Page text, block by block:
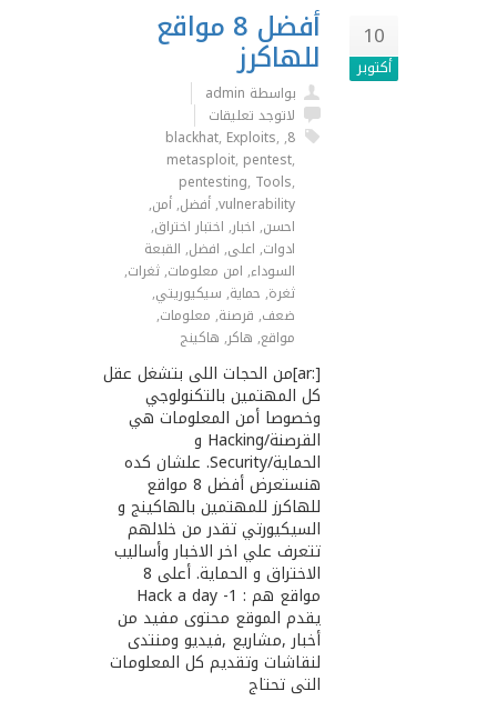
10
أكتوبر
أفضل 8 مواقع
للهاكرز
بواسطة admin
لاتوجد تعليقات
8
,
blackhat, Exploits,
metasploit, pentest,
pentesting, Tools,
vulnerability
,أفضل,أمن,
احسن, اخبار, اختبار اختراق,
ادوات, اعلى, افضل, القبعة
السوداء, امن معلومات,ثغرات,
ثغرة, حماية, سيكيوريتي,
ضعف, قرصنة, معلومات,
مواقع, هاكر, هاكينج
[:ar]من الحجات اللى بتشغل عقل
كل المهتمين بالتكنولوجي
وخصوصا أمن المعلومات هي
القرصنة/Hacking و
الحماية/Security. علشان كده
هنستعرض أفضل 8 مواقع
للهاكرز للمهتمين بالهاكينج و
السيكيورتي تقدر من خلالهم
تتعرف علي اخر الاخبار وأساليب
الاختراق و الحماية. أعلى 8
مواقع هم : 1- Hack a day
يقدم الموقع محتوى مفيد من
أخبار ,مشاريع ,فيديو ومنتدى
لنقاشات وتقديم كل المعلومات
التى تحتاج